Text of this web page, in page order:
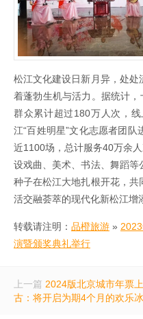
松江文化建设日新月异，处
着蓬勃生机与活力。据统计，
群众累计超过180万人次，
江“百姓明星”文化志愿者团
近1100场，总计服务40万余
设戏曲、美术、书法、舞蹈
种子在松江大地扎根开花，
活交融荟萃的现代化新松江增
转载请注明： 品橙旅游 »
演暨颁奖典礼举行
上一篇 2024版北京城市年票
古：将开启为期4个月的欢乐